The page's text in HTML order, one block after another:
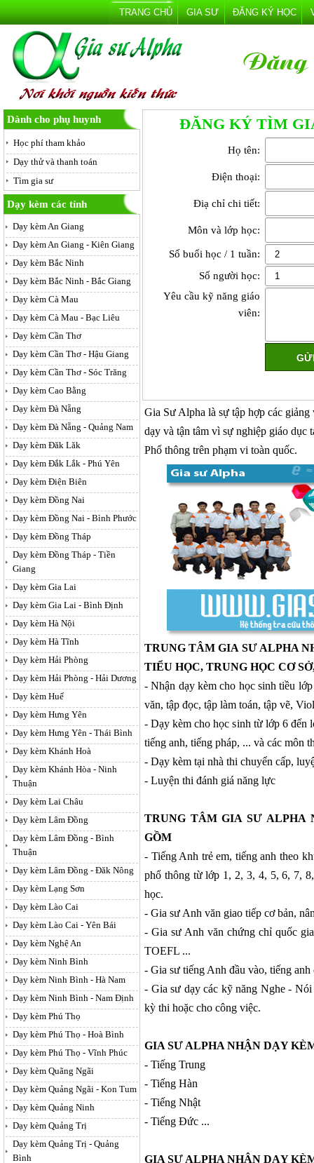
TRANG CHỦ GIA SƯ ĐĂNG KÝ HỌC
Dành cho phụ huynh
Học phí tham khảo
Dạy thử và thanh toán
Tìm gia sư
Dạy kèm các tỉnh
Dạy kèm An Giang
Dạy kèm An Giang - Kiên Giang
Dạy kèm Bắc Ninh
Dạy kèm Bắc Ninh - Bắc Giang
Dạy kèm Cà Mau
Dạy kèm Cà Mau - Bạc Liêu
Dạy kèm Cần Thơ
Dạy kèm Cần Thơ - Hậu Giang
Dạy kèm Cần Thơ - Sóc Trăng
Dạy kèm Cao Bằng
Dạy kèm Đà Nẵng
Dạy kèm Đà Nẵng - Quảng Nam
Dạy kèm Đăk Lăk
Dạy kèm Đắk Lắk - Phú Yên
Dạy kèm Điện Biên
Dạy kèm Đồng Nai
Dạy kèm Đồng Nai - Bình Phước
Dạy kèm Đồng Tháp
Dạy kèm Đồng Tháp - Tiền
Giang
Dạy kèm Gia Lai
Dạy kèm Gia Lai - Bình Định
Dạy kèm Hà Nội
Dạy kèm Hà Tĩnh
Dạy kèm Hải Phòng
Dạy kèm Hải Phòng - Hải Dương
Dạy kèm Huế
Dạy kèm Hưng Yên
Dạy kèm Hưng Yên - Thái Bình
Dạy kèm Khánh Hoà
Dạy kèm Khánh Hòa - Ninh
Thuận
Dạy kèm Lai Châu
Dạy kèm Lâm Đồng
Dạy kèm Lâm Đồng - Bình
Thuận
Dạy kèm Lâm Đồng - Đăk Nông
Dạy kèm Lạng Sơn
Dạy kèm Lào Cai
Dạy kèm Lào Cai - Yên Bái
Dạy kèm Nghệ An
Dạy kèm Ninh Bình
Dạy kèm Ninh Bình - Hà Nam
Dạy kèm Ninh Bình - Nam Định
Dạy kèm Phú Thọ
Dạy kèm Phú Thọ - Hoà Bình
Dạy kèm Phú Thọ - Vĩnh Phúc
Dạy kèm Quãng Ngãi
Dạy kèm Quảng Ngãi - Kon Tum
Dạy kèm Quảng Ninh
Dạy kèm Quảng Trị
Dạy kèm Quảng Trị - Quảng
Bình
ĐĂNG KÝ TÌM
Họ tên:
Điện thoại:
Điạ chỉ chi tiết:
Môn và lớp học:
Số buổi học / 1 tuần:
Số người học:
Yêu cầu kỹ năng giáo
viên:
Gia Sư Alpha là sự tập hợp các
dạy và tận tâm vì sự nghiệp giáo dục
Phổ thông trên phạm vi toàn quốc.
TRUNG TÂM GIA SƯ ALPHA
TIỂU HỌC, TRUNG HỌC CƠ
- Nhận dạy kèm cho học sinh tiều
văn, tập đọc, tập làm toán, tập vẽ,
- Dạy kèm cho học sinh từ lớp 6 đến
tiếng anh, tiếng pháp, ... và các môn
- Dạy kèm tại nhà thi chuyển cấp,
- Luyện thi đánh giá năng lực
TRUNG TÂM GIA SƯ ALPHA
GỒM
- Tiếng Anh trẻ em, tiếng anh theo
phổ thông từ lớp 1, 2, 3, 4, 5, 6, 7,
học.
- Gia sư Anh văn giao tiếp cơ bản,
- Gia sư Anh văn chứng chỉ quốc
TOEFL ...
- Gia sư tiếng Anh đầu vào, tiếng anh
- Gia sư dạy các kỹ năng Nghe -
kỳ thi hoặc cho công việc.
GIA SƯ ALPHA NHẬN DẠY
- Tiếng Trung
- Tiếng Hàn
- Tiếng Nhật
- Tiếng Đức ...
GIA SƯ ALPHA NHẬN DẠY